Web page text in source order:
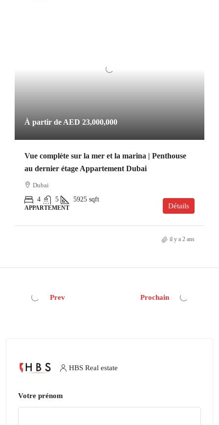
À partir de AED 23,000,000
Vue complète sur la mer et la marina | Penthouse
au dernier étage Appartement Dubai
Dubai
4
5 5925 sqft
APPARTEMENT Détails
il y a 2 ans
Prev Prochain
HBS Real estate
Votre prénom